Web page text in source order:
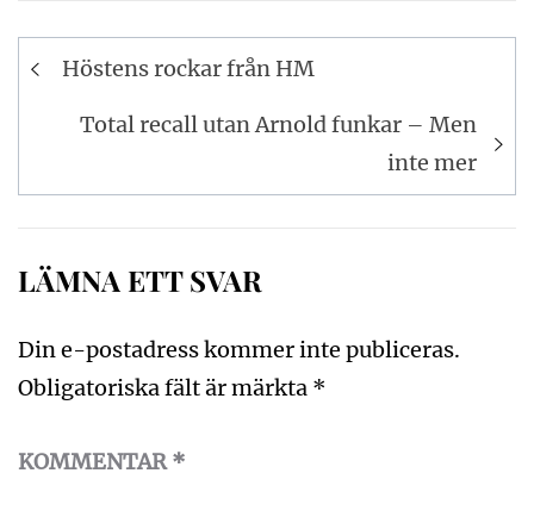
Inläggsnavigering
Höstens rockar från HM
Total recall utan Arnold funkar – Men
inte mer
LÄMNA ETT SVAR
Din e-postadress kommer inte publiceras.
Obligatoriska fält är märkta *
KOMMENTAR*